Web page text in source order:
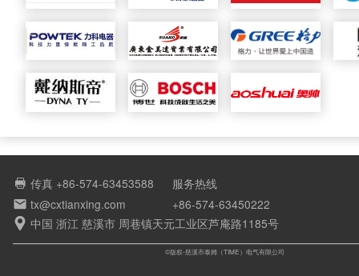
 传真 +86-574-63453588
 tx@cxtianxing.com
服务热线
+86-574-63450222
 中国 浙江 慈溪市 周巷镇天元工业区芦庵路1185号
©版权-慈溪市泰姆（TIME）电气有限公司